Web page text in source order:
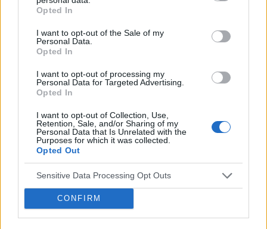
Opted In
I want to opt-out of the Sale of my
Personal Data.
Opted In
I want to opt-out of processing my
Personal Data for Targeted Advertising.
Opted In
I want to opt-out of Collection, Use,
Retention, Sale, and/or Sharing of my
Personal Data that Is Unrelated with the
Purposes for which it was collected.
Opted Out
Sensitive Data Processing Opt Outs
CONFIRM
Dziś jest 5 dzień po spodziewanej @ i ok. 17 dzień po
owulacji. Kreseczka wyraźnie ściemniała przez pare dni więc
jak widać HCG rośnie, mam nadzieję, że w poniedziałek
będzie dobry wynik :)
0
beciiik
Początkująca
02-07-2015, 18:06:47
No to mi to wygląda na ciążę :) Czekam na dalsze wyniki ;)
` jeżeli mógłbyś żyć wiecznie, to musisz wiedzieć po co żyjesz .